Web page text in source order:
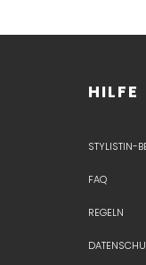
HILFE
STYLISTIN-
FAQ
REGELN